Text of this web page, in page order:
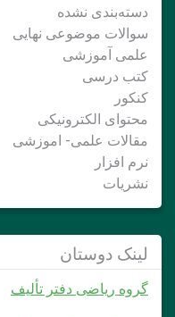
دسته‌بندی نشده
سوالات موضوعی نهایی
علمی آموزشی
کتب درسی
کنکور
محتوای الکترونیکی
مقالات علمی- اموزشی
نرم افزار
نشریات
لینک دوستان
گروه ریاضی دفتر تألیف